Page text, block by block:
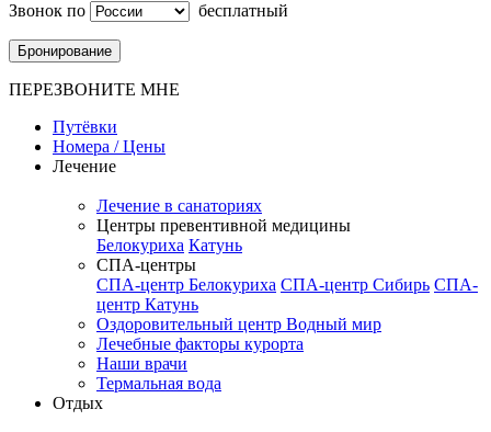
Звонок по
бесплатный
Бронирование
ПЕРЕЗВОНИТЕ МНЕ
Путёвки
Номера / Цены
Лечение
Лечение в санаториях
Центры превентивной медицины
Белокуриха Катунь
СПА-центры
СПА-центр Белокуриха СПА-центр Сибирь СПА-
центр Катунь
Оздоровительный центр Водный мир
Лечебные факторы курорта
Наши врачи
Термальная вода
Отдых